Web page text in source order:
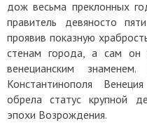
дож весьма преклонных
правитель девяносто
проявив показную
стенам города, а сам он
венецианским
Константинополя
обрела статус крупной
эпохи Возрождения.